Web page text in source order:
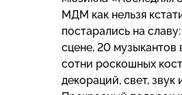
МДМ как нельзя
постарались на
сцене, 20 музыкантов
сотни роскошных
декораций, свет, звук